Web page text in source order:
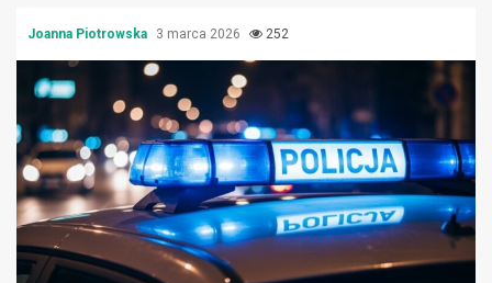
Joanna Piotrowska 3 marca 2026 252